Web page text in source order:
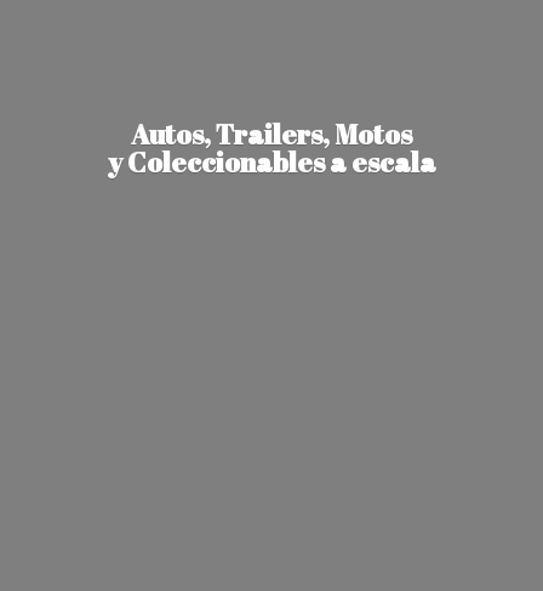
Autos, Trailers, Motos
y Coleccionablesa escala